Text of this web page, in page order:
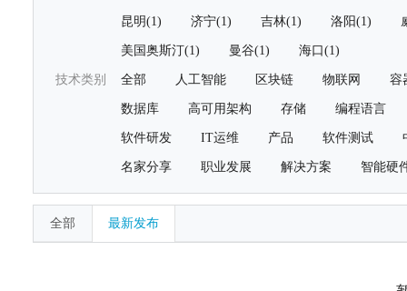
昆明(1) 济宁(1) 吉林(1) 洛阳(1)
美国奥斯汀(1) 曼谷(1) 海口(1)
技术类别 全部 人工智能 区块链 物联网 容
数据库 高可用架构 存储 编程语言
软件研发 IT运维 产品 软件测试
名家分享 职业发展 解决方案 智能硬
全部 最新发布